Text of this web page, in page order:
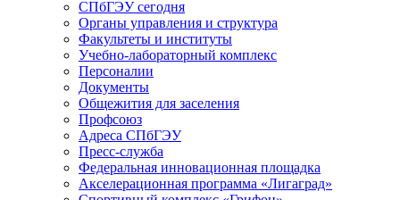
СПбГЭУ сегодня
Органы управления и структура
Факультеты и институты
Учебно-лабораторный комплекс
Персоналии
Документы
Общежития для заселения
Профсоюз
Адреса СПбГЭУ
Пресс-служба
Федеральная инновационная площадка
Акселерационная программа «Лигаград»­­